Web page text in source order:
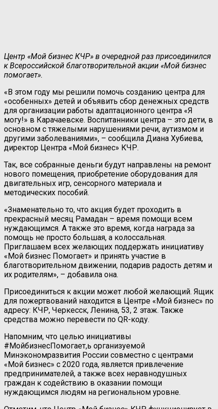
Центр «Мой бизнес КЧР» в очередной раз присоединился
к Всероссийской благотворительной акции «Мой бизнес
помогает».
«В этом году мы решили помочь созданию центра для
«особенных» детей и объявить сбор денежных средств
для организации работы адаптационного центра «Я
могу!» в Карачаевске. Воспитанники центра – это дети, в
основном с тяжелыми нарушениями речи, аутизмом и
другими заболеваниями», – сообщила Диана Хубиева,
директор Центра «Мой бизнес» КЧР.
Так, все собранные деньги будут направлены на ремонт
нового помещения, приобретение оборудования для
двигательных игр, сенсорного материала и
методических пособий.
«Знаменательно то, что акция будет проходить в
прекрасный месяц Рамадан – время помощи всем
нуждающимся. А также это время, когда награда за
помощь не просто большая, а колоссальная.
Приглашаем всех желающих поддержать инициативу
«Мой бизнес Помогает» и принять участие в
благотворительном движении, подарив радость детям и
их родителям», – добавила она.
Присоединиться к акции может любой желающий. Ящик
для пожертвований находится в Центре «Мой бизнес» по
адресу: КЧР, Черкесск, Ленина, 53, 2 этаж. Также
средства можно перевести по QR-коду.
Напомним, что целью инициативы
#МойбизнесПомогает,ь организуемой
Минэкономразвития России совместно с центрами
«Мой бизнес» с 2020 года, является привлечение
предпринимателей, а также всех неравнодушных
граждан к содействию в оказании помощи
нуждающимся людям на региональном уровне.